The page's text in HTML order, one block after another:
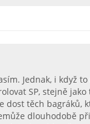
Jednak, i když
SP, stejně jako
dost těch bagráků,
dlouhodobě